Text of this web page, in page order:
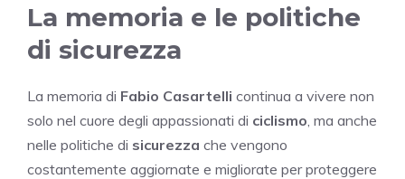
La memoria e le politiche
di sicurezza
La memoria di Fabio Casartelli continua a vivere non
solo nel cuore degli appassionati di ciclismo , ma anche
nelle politiche di sicurezza che vengono
costantemente aggiornate e migliorate per proteggere